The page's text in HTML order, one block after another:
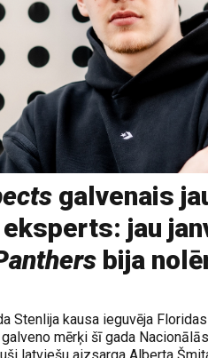
galvenais
jau
bija
Stenlija kausa ieguvēja
mērķi šī gada